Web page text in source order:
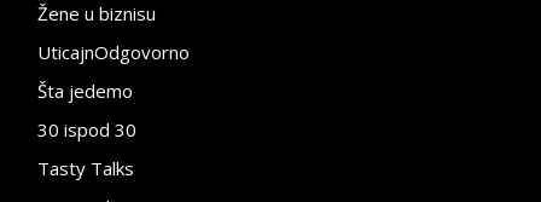
Žene u biznisu
UticajnOdgovorno
Šta jedemo
30 ispod 30
Tasty Talks